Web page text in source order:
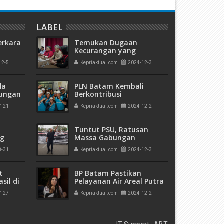
5
21
di
31
di
27
LABEL
Temukan Dugaan
Kecurangan yang
Terstruktur, Sistematis,
dan Masif di Pilkada
Laporan ke MK
Kepriaktual.com 2024-12-3
PLN Batam Kembali
Berkontribusi
Memperkuat Sistem
Kelistrikan di Sulawesi
Kepriaktual.com 2024-12-2
Tuntut PSU, Ratusan
Massa Gabungan
Kelompok Masyarakat
Geruduk Bawaslu Kota
Kepriaktual.com 2024-12-3
BP Batam Pastikan
Pelayanan Air Areal Putra
Jaya Tetap Maksimal
Kepriaktual.com 2024-12-2